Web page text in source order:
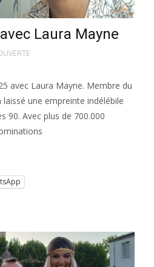
Laura Mayne
avec Laura Mayne. Membre du
une empreinte indélébile
90. Avec plus de 700.000